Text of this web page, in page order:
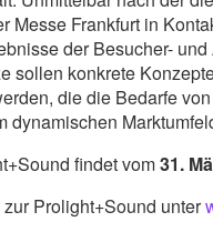
Messe Frankfurt in
der Besucher-
sollen konkrete
die die Bedarfe
dynamischen
findet vom31.
Prolight+Sound unter